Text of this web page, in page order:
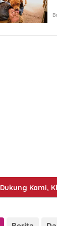
Dukung Kami,